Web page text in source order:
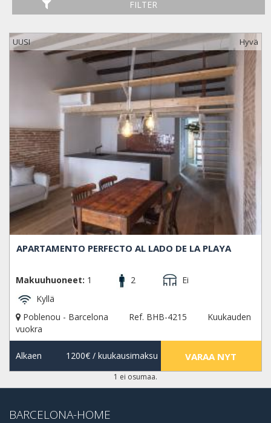
FILTER
UUSI Hyvä
APARTAMENTO PERFECTO AL LADO DE LA PLAYA
Makuuhuoneet: 1 2
Ei
Kyllä
Poblenou - Barcelona
Ref. BHB-4215
Kuukauden
vuokra
Alkaen 1200€/ kuukausimaksu VARAA NYT
1 ei osumaa.
BARCELONA-HOME